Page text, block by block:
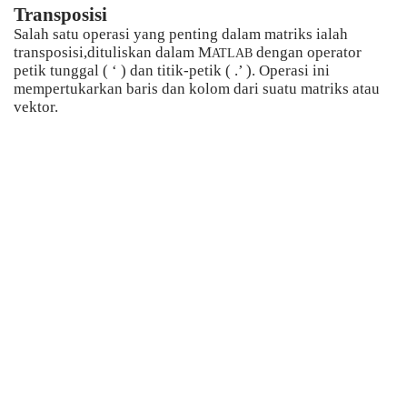
Transposisi
Salah satu operasi yang penting dalam matriks ialah
transposisi,dituliskan dalam MATLAB dengan operator
petik tunggal ( ‘ ) dan titik-petik ( .’ ). Operasi ini
mempertukarkan baris dan kolom dari suatu matriks atau
vektor.